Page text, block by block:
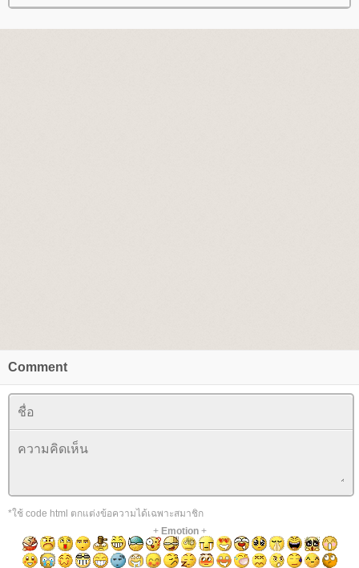
Comment
*ใช้ code html ตกแต่งข้อความได้เฉพาะสมาชิก
+ Emotion+